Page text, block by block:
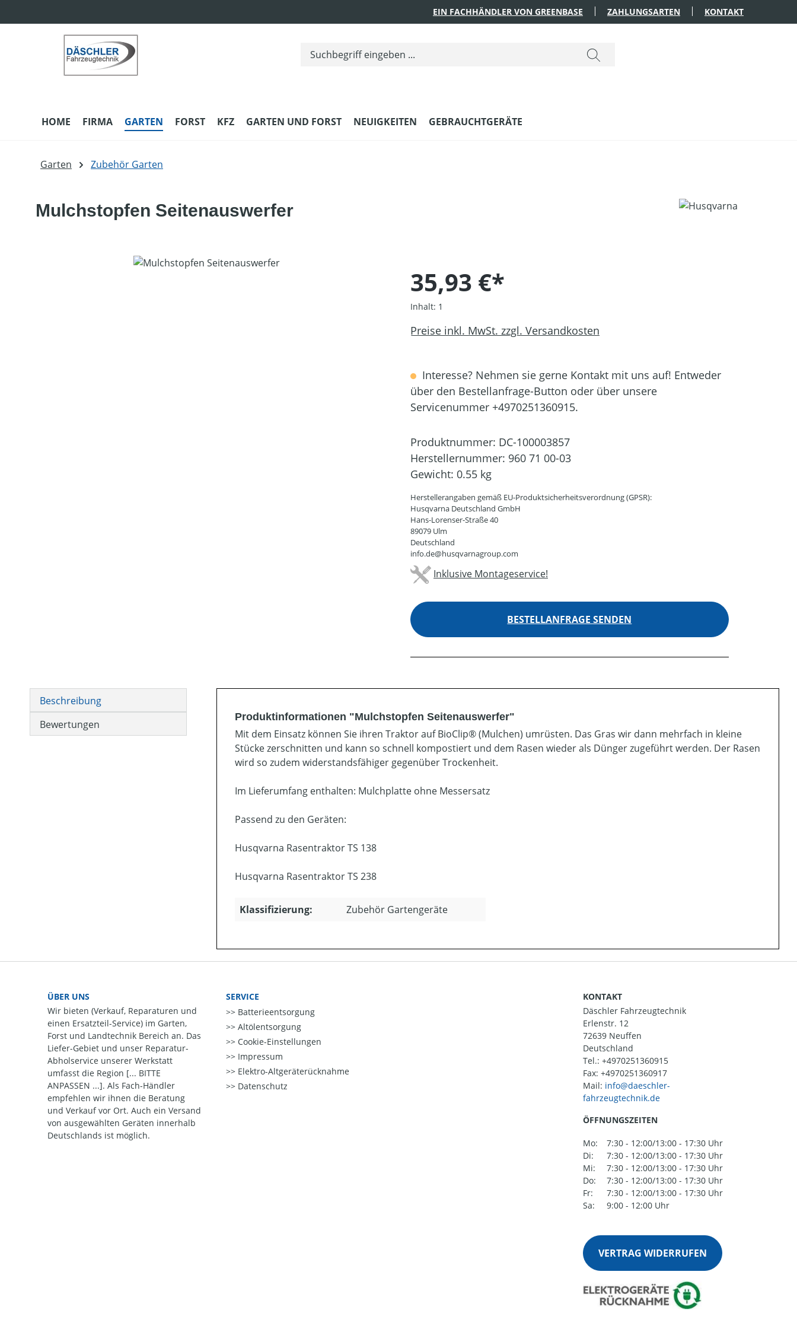
EIN FACHHÄNDLER VON GREENBASE ZAHLUNGSARTEN KONTAKT
HOME FIRMA GARTEN FORST KFZ GARTEN UND FORST NEUIGKEITEN GEBRAUCHTGERÄTE
Garten Zubehör Garten
Mulchstopfen Seitenauswerfer
Bildergalerie überspringen
35,93 €*
Inhalt: 1
Preise inkl. MwSt. zzgl. Versandkosten
Interesse? Nehmen sie gerne Kontakt mit uns auf! Entweder
über den Bestellanfrage-Button oder über unsere
Servicenummer +4970251360915.
Produktnummer: DC-100003857
Herstellernummer: 960 71 00-03
Gewicht: 0.55 kg
Herstellerangaben gemäß EU-Produktsicherheitsverordnung (GPSR):
Husqvarna Deutschland GmbH
Hans-Lorenser-Straße 40
89079 Ulm
Deutschland
info.de@husqvarnagroup.com
Inklusive Montageservice!
BESTELLANFRAGE SENDEN
Beschreibung
Bewertungen
Produktinformationen "Mulchstopfen Seitenauswerfer"
Mit dem Einsatz können Sie ihren Traktor auf BioClip® (Mulchen) umrüsten. Das Gras wir dann mehrfach in kleine
Stücke zerschnitten und kann so schnell kompostiert und dem Rasen wieder als Dünger zugeführt werden. Der Rasen
wird so zudem widerstandsfähiger gegenüber Trockenheit.
Im Lieferumfang enthalten: Mulchplatte ohne Messersatz
Passend zu den Geräten:
Husqvarna Rasentraktor TS 138
Husqvarna Rasentraktor TS 238
Klassifizierung: Zubehör Gartengeräte
ÜBER UNS
Wir bieten (Verkauf, Reparaturen und
einen Ersatzteil-Service) im Garten,
Forst und Landtechnik Bereich an. Das
Liefer-Gebiet und unser Reparatur-
Abholservice unserer Werkstatt
umfasst die Region [... BITTE
ANPASSEN ...]. Als Fach-Händler
empfehlen wir ihnen die Beratung
und Verkauf vor Ort. Auch ein Versand
von ausgewählten Geräten innerhalb
Deutschlands ist möglich.
SERVICE
Batterieentsorgung
Altölentsorgung
Cookie-Einstellungen
Impressum
Elektro-Altgeräterücknahme
Datenschutz
KONTAKT
Däschler Fahrzeugtechnik
Erlenstr. 12
72639 Neuffen
Deutschland
Tel.: +4970251360915
Fax: +4970251360917
Mail:
ÖFFNUNGSZEITEN
Mo:
7:30 - 12:00/13:00 - 17:30 Uhr
Di:
7:30 - 12:00/13:00 - 17:30 Uhr
Mi:
7:30 - 12:00/13:00 - 17:30 Uhr
Do:
7:30 - 12:00/13:00 - 17:30 Uhr
Fr:
7:30 - 12:00/13:00 - 17:30 Uhr
Sa:
9:00 - 12:00 Uhr
VERTRAG WIDERRUFEN